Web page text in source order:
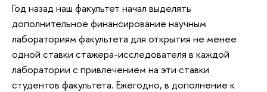
Год назад наш факультет начал выделять
дополнительное финансирование научным
лабораториям факультета для открытия не менее
одной ставки стажера-исследователя в каждой
лаборатории с привлечением на эти ставки
студентов факультета. Ежегодно, в дополнение к